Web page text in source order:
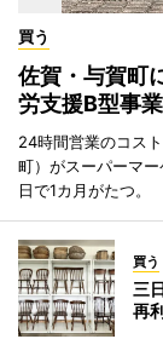
買う
佐賀・与賀町
労支援B型事
24時間営業のコス
町）がスーパーマ
日で1カ月がたつ。
買う
三
再